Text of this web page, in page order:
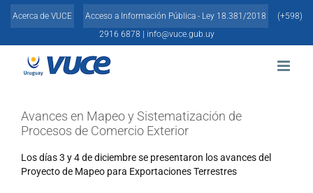
Skip
Acerca de VUCE Acceso a Información Pública - Ley 18.381/2018
(+598)
2916 6878 |
info@vuce.gub.uy
Avances en Mapeo y Sistematización de
Procesos de Comercio Exterior
Los días 3 y 4 de diciembre se presentaron los avances del
Proyecto de Mapeo para Exportaciones Terrestres